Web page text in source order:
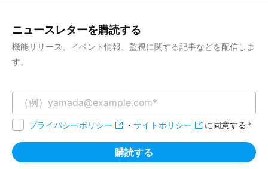
ニュースレターを購読する
機能リリース、イベント情報、監視に関する記事などを配信しま
す。
プライバシーポリシー ・ サイトポリシー に同意する *